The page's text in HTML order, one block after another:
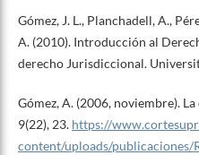
Gómez, J. L., Planchadell, A.,
A. (2010). Introducción al
derecho Jurisdiccional.
Gómez, A. (2006, noviembre).
9(22), 23. https://
content/uploads/publicaciones/